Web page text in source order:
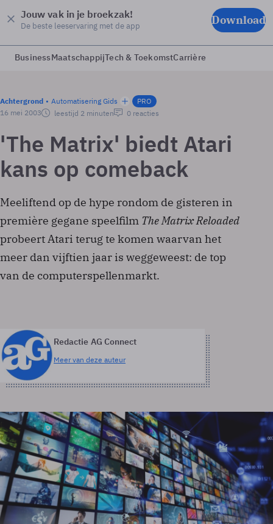
Jouw vak in je broekzak!
De beste leeservaring met de app Download
BusinessMaatschappijTech & ToekomstCarrière
Achtergrond Automatisering Gids
PRO
16 mei 2003
leestijd 2 minuten 0 reacties
'The Matrix' biedt Atari
kans op comeback
Meeliftend op de hype rondom de gisteren in
première gegane speelfilm The Matrix Reloaded
probeert Atari terug te komen waarvan het
meer dan vijftien jaar is weggeweest: de top
van de computerspellenmarkt.
Redactie AG Connect
Meer van deze auteur